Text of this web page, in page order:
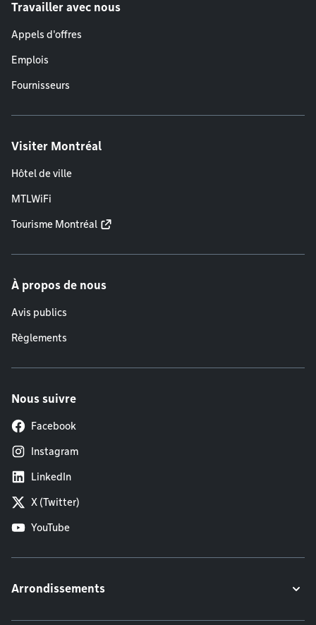
Travailler avec nous
Appels d'offres
Emplois
Fournisseurs
Visiter Montréal
Hôtel de ville
MTLWiFi
Tourisme Montréal
À propos de nous
Avis publics
Règlements
Nous suivre
Facebook
Instagram
LinkedIn
X (Twitter)
YouTube
Arrondissements